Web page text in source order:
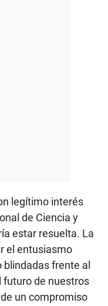
legítimo interés
de Ciencia y
estar resuelta. La
el entusiasmo
frente al
futuro de nuestros
un compromiso